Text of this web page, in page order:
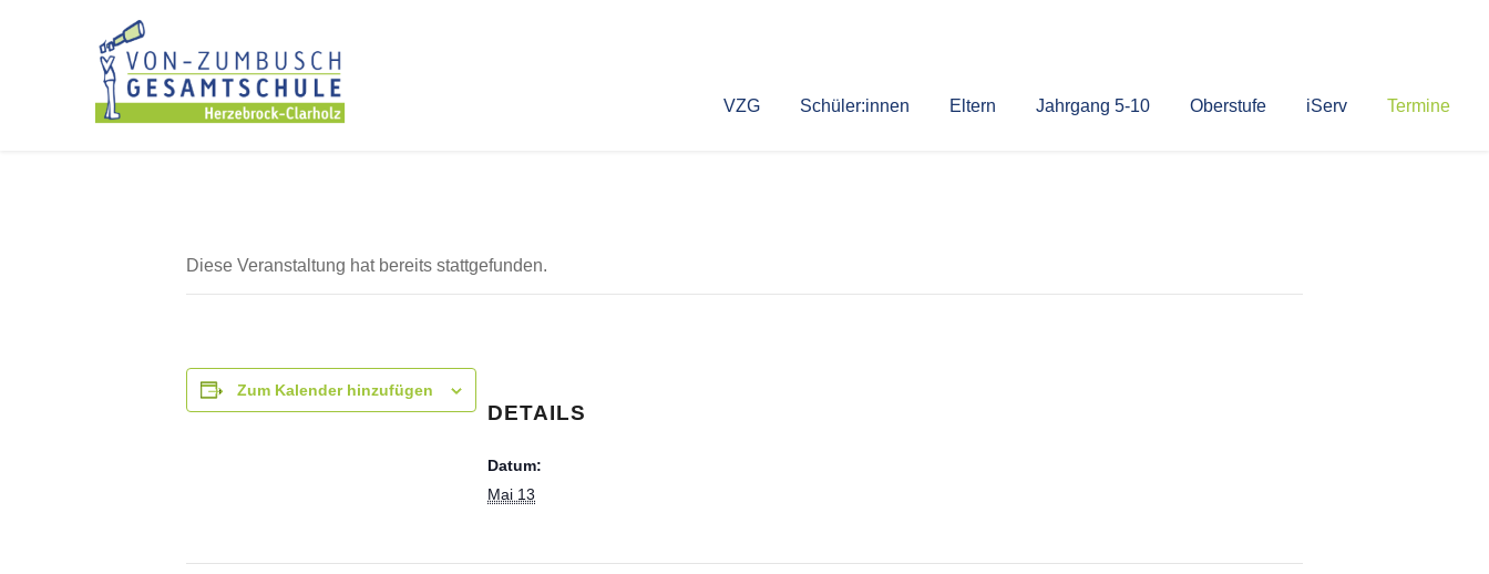
VZG Schüler:innen Eltern Jahrgang 5-10 Oberstufe iServ Termine
Diese Veranstaltung hat bereits stattgefunden.
Zum Kalender hinzufügen
DETAILS
Datum:
Mai 13